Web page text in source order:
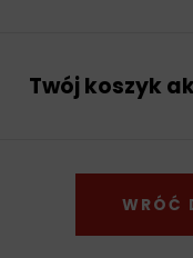
Twój koszyk
WRÓĆ